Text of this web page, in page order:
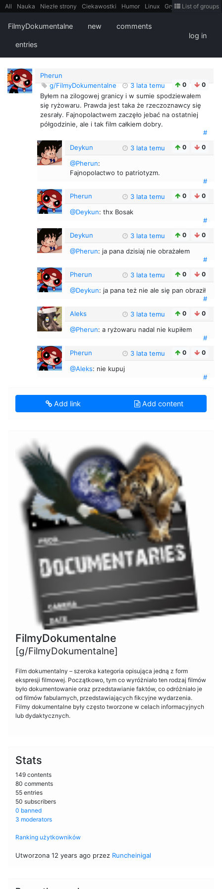
All Nauka Niezłe strony Ciekawostki Humor Linux Gry
Teh
Bezpieczeństwo
Książki Sugestie FotoHistoria
Truelolcontent
FilmyDokumentalne
Cytaty
List of groups
FilmyDokumentalne new comments
entries
log in
Pherun
g/FilmyDokumentalne
3 lata temu 0 0
Byłem na zilogowej granicy i w sumie spodziewałem
się ryżowaru. Prawda jest taka że rzeczoznawcy się
zesrały. Fajnopolactwem zaczęło jebać na ostatniej
półgodzinie, ale i tak film całkiem dobry.
#
Deykun
3 lata temu 0 0
@Pherun:
Fajnopolactwo to patriotyzm.
#
Pherun
3 lata temu 0 0
@Deykun: thx Bosak
#
Deykun
3 lata temu 0 0
@Pherun: ja pana dzisiaj nie obrażałem
#
Pherun
3 lata temu 0 0
@Deykun: ja pana też nie ale się pan obraził
#
Aleks
3 lata temu 0 0
@Pherun: a ryżowaru nadal nie kupiłem
#
Pherun
3 lata temu 0 0
@Aleks: nie kupuj
#
Add link Add content
FilmyDokumentalne
[g/FilmyDokumentalne]
Film dokumentalny – szeroka kategoria opisująca jedną z form
ekspresji filmowej. Początkowo, tym co wyróżniało ten rodzaj filmów
było dokumentowanie oraz przedstawianie faktów, co odróżniało je
od filmów fabularnych, przedstawiających fikcyjne wydarzenia.
Filmy dokumentalne były często tworzone w celach informacyjnych
lub dydaktycznych.
Stats
149 contents
80 comments
55 entries
50 subscribers
0 banned
3 moderators
Ranking użytkowników
Utworzona 12 years ago przez Runcheinigal